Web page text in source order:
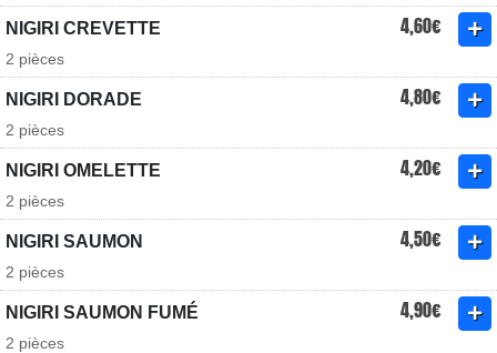
NIGIRI CREVETTE 4,60€
2 pièces
NIGIRI DORADE 4,80€
2 pièces
NIGIRI OMELETTE 4,20€
2 pièces
NIGIRI SAUMON 4,50€
2 pièces
NIGIRI SAUMON FUMÉ 4,90€
2 pièces